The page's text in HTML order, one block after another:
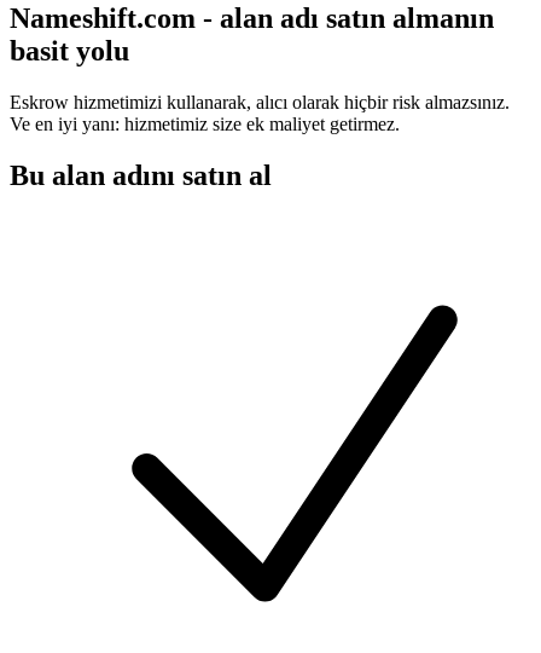
Nameshift.com - alan adı satın almanın
basit yolu
Eskrow hizmetimizi kullanarak, alıcı olarak hiçbir risk almazsınız.
Ve en iyi yanı: hizmetimiz size ek maliyet getirmez.
Bu alan adını satın al